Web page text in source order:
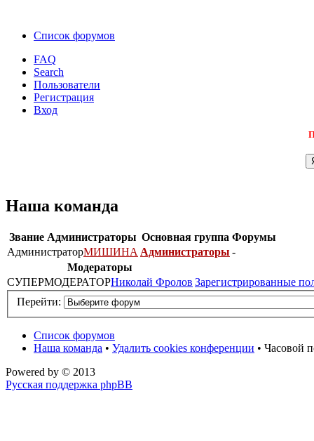
Список форумов
FAQ
Search
Пользователи
Регистрация
Вход
Наша команда
Звание Администраторы Основная группа Форумы
АдминистраторМИШИНА Администраторы -
Модераторы
СУПЕРМОДЕРАТОРНиколай Фролов Зарегистрированные
Перейти:
Список форумов
Наша команда • Удалить cookies конференции • Часовой
Powered by © 2013
Русская поддержка phpBB